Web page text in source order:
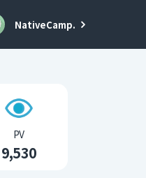
NativeCamp.
PV
9,530